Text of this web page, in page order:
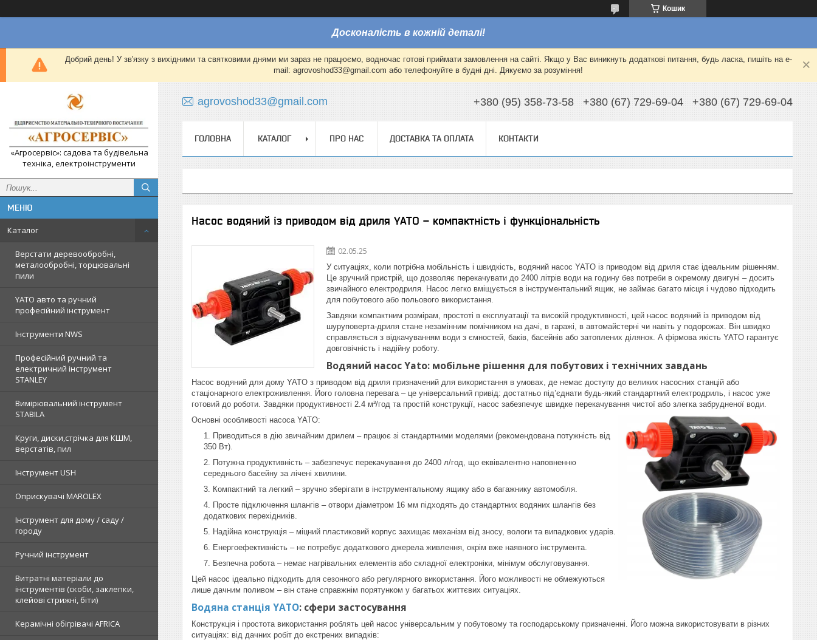
Кошик
Досконалість в кожній деталі!
Добрий день! У зв'язку з вихідними та святковими днями ми зараз не працюємо, водночас готові приймати замовлення на сайті. Якщо у Вас виникнуть додаткові питання, будь ласка, пишіть на e-
mail: agrovoshod33@gmail.com або телефонуйте в будні дні. Дякуємо за розуміння!
«Агросервіс»: садова та будівельна
техніка, електроінструменти
Каталог
Верстати деревообробні,
металообробні, торцювальні
пили
YATO авто та ручний
професійний інструмент
Інструменти NWS
Професійний ручний та
електричний інструмент
STANLEY
Вимірювальний інструмент
STABILA
Круги, диски,стрічка для КШМ,
верстатів, пил
Інструмент USH
Оприскувачі MAROLEX
Інструмент для дому / саду /
городу
Ручний інструмент
Витратні матеріали до
інструментів (скоби, заклепки,
клейові стрижні, біти)
Керамічні обігрівачі AFRICA
agrovoshod33@gmail.com +380 (95) 358-73-58 +380 (67) 729-69-04 +380 (67) 729-69-04
ГОЛОВНА КАТАЛОГ ПРО НАС ДОСТАВКА ТА ОПЛАТА КОНТАКТИ
Насос водяний із приводом від дриля YATO – компактність і функціональність
02.05.25
У ситуаціях, коли потрібна мобільність і швидкість, водяний насос YATO із приводом від дриля стає ідеальним рішенням.
Це зручний пристрій, що дозволяє перекачувати до 2400 літрів води на годину без потреби в окремому двигуні – досить
звичайного електродриля. Насос легко вміщується в інструментальний ящик, не займає багато місця і чудово підходить
для побутового або польового використання.
Завдяки компактним розмірам, простоті в експлуатації та високій продуктивності, цей насос водяний із приводом від
шуруповерта-дриля стане незамінним помічником на дачі, в гаражі, в автомайстерні чи навіть у подорожах. Він швидко
справляється з відкачуванням води з ємностей, баків, басейнів або затоплених ділянок. А фірмова якість YATO гарантує
довговічність і надійну роботу.
Водяний насос Yato: мобільне рішення для побутових і технічних завдань
Насос водяний для дому YATO з приводом від дриля призначений для використання в умовах, де немає доступу до великих насосних станцій або
стаціонарного електроживлення. Його головна перевага – це універсальний привід: достатньо під’єднати будь-який стандартний електродриль, і насос уже
готовий до роботи. Завдяки продуктивності 2.4 м³/год та простій конструкції, насос забезпечує швидке перекачування чистої або злегка забрудненої води.
Основні особливості насоса YATO:
Приводиться в дію звичайним дрилем – працює зі стандартними моделями (рекомендована потужність від
350 Вт).
Потужна продуктивність – забезпечує перекачування до 2400 л/год, що еквівалентно наповненню
середнього басейну за лічені хвилини.
Компактний та легкий – зручно зберігати в інструментальному ящику або в багажнику автомобіля.
Просте підключення шлангів – отвори діаметром 16 мм підходять до стандартних водяних шлангів без
додаткових перехідників.
Надійна конструкція – міцний пластиковий корпус захищає механізм від зносу, вологи та випадкових ударів.
Енергоефективність – не потребує додаткового джерела живлення, окрім вже наявного інструмента.
Безпечна робота – немає нагрівальних елементів або складної електроніки, мінімум обслуговування.
Цей насос ідеально підходить для сезонного або регулярного використання. Його можливості не обмежуються
лише дачним поливом – він стане справжнім порятунком у багатьох життєвих ситуаціях.
Водяна станція YATO: сфери застосування
Конструкція і простота використання роблять цей насос універсальним у побутовому та господарському призначенні. Його можна використовувати в різних
ситуаціях: від дачних робіт до екстрених випадків: